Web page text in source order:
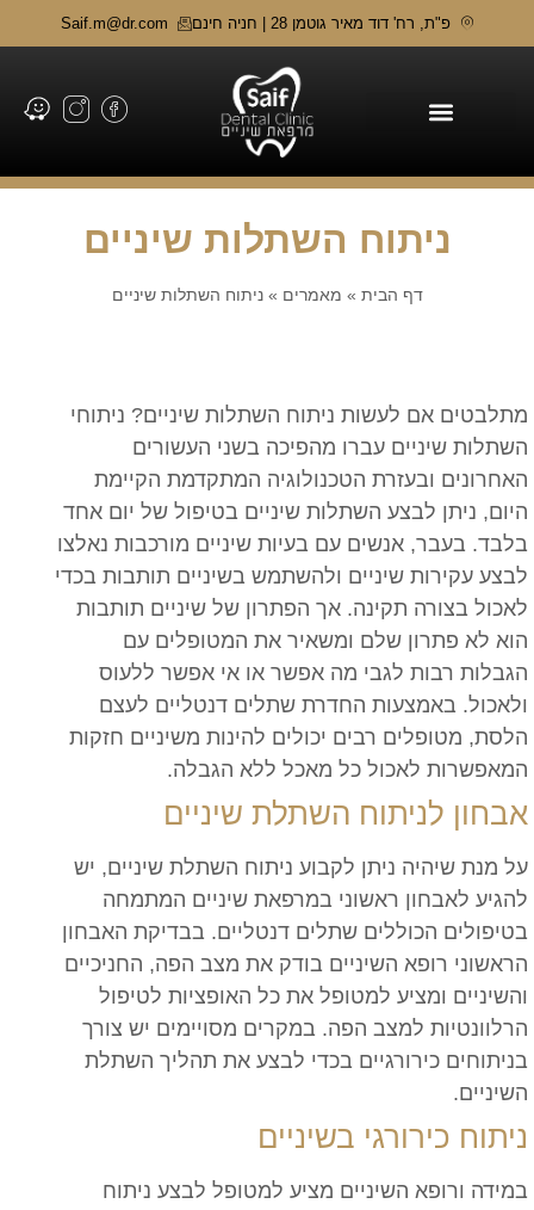
פ"ת, רח' דוד מאיר גוטמן 28 | חניה חינם Saif.m@dr.com
ניתוח השתלות שיניים
דף הבית » מאמרים »ניתוח השתלות שיניים
מתלבטים אם לעשות ניתוח השתלות שיניים? ניתוחי
השתלות שיניים עברו מהפיכה בשני העשורים
האחרונים ובעזרת הטכנולוגיה המתקדמת הקיימת
היום, ניתן לבצע השתלות שיניים בטיפול של יום אחד
בלבד. בעבר, אנשים עם בעיות שיניים מורכבות נאלצו
לבצע עקירות שיניים ולהשתמש בשיניים תותבות בכדי
לאכול בצורה תקינה. אך הפתרון של שיניים תותבות
הוא לא פתרון שלם ומשאיר את המטופלים עם
הגבלות רבות לגבי מה אפשר או אי אפשר ללעוס
ולאכול. באמצעות החדרת שתלים דנטליים לעצם
הלסת, מטופלים רבים יכולים להינות משיניים חזקות
המאפשרות לאכול כל מאכל ללא הגבלה.
אבחון לניתוח השתלת שיניים
על מנת שיהיה ניתן לקבוע ניתוח השתלת שיניים, יש
להגיע לאבחון ראשוני במרפאת שיניים המתמחה
בטיפולים הכוללים שתלים דנטליים. בבדיקת האבחון
הראשוני רופא השיניים בודק את מצב הפה, החניכיים
והשיניים ומציע למטופל את כל האופציות לטיפול
הרלוונטיות למצב הפה. במקרים מסויימים יש צורך
בניתוחים כירורגיים בכדי לבצע את תהליך השתלת
השיניים.
ניתוח כירורגי בשיניים
במידה ורופא השיניים מציע למטופל לבצע ניתוח